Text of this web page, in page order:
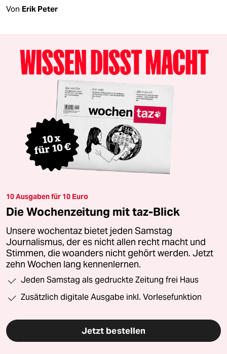
Von Erik Peter
10 Ausgaben für 10 Euro
Die Wochenzeitung mit taz-Blick
Unsere wochentaz bietet jeden Samstag
Journalismus, der es nicht allen recht macht und
Stimmen, die woanders nicht gehört werden. Jetzt
zehn Wochen lang kennenlernen.
Jeden Samstag als gedruckte Zeitung frei Haus
Zusätzlich digitale Ausgabe inkl. Vorlesefunktion
Jetzt bestellen